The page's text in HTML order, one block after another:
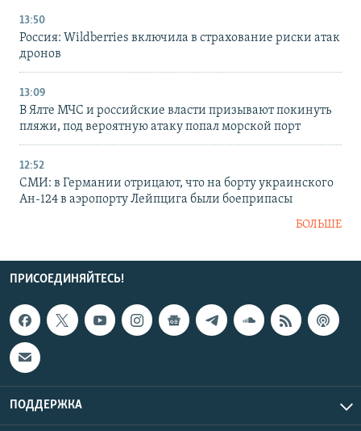
13:50
Россия: Wildberries включила в страхование риски атак
дронов
13:09
В Ялте МЧС и российские власти призывают покинуть
пляжи, под вероятную атаку попал морской порт
12:52
СМИ: в Германии отрицают, что на борту украинского
Ан-124 в аэропорту Лейпцига были боеприпасы
БОЛЬШЕ
ПРИСОЕДИНЯЙТЕСЬ!
ПОДДЕРЖКА